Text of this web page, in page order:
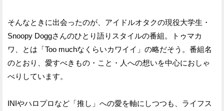
そんなときに出会ったのが、アイドルオタクの現役大学生・
Snoopy Doggさんのひとり語りスタイルの番組。トゥマカ
ワ、とは「Too muchなくらいカワイイ」の略だそう。番組名
のとおり、愛すべきもの・こと・人への想いを中心におしゃ
べりしています。
INIやハロプロなど「推し」への愛を軸にしつつも、ライフス